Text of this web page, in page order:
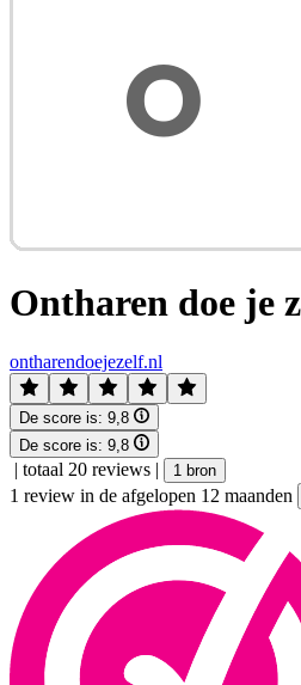
Ontharen doe je
ontharendoejezelf.nl
De score is: 9,8
De score is: 9,8
| totaal 20 reviews | 1 bron
1 review in de afgelopen 12 maanden